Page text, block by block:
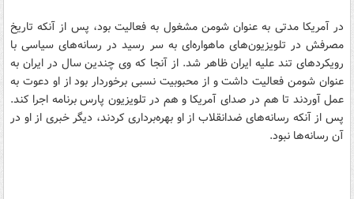
در آمریکا مدتی به عنوان شومن مشغول به فعالیت بود، پس از آنکه تاریخ
مصرفش در تلویزیون‌های ماهواره‌ای به سر رسید در رسانه‌های سیاسی با
رویکردهای تند علیه ایران ظاهر شد. از آنجا که وی چندین سال در ایران به
عنوان شومن فعالیت داشت و از محبوبیت نسبی برخوردار بود از او دعوت به
عمل آوردند تا هم در صدای آمریکا و هم در تلویزیون پارس برنامه اجرا کند.
پس از آنکه رسانه‌های ضدانقلاب از او بهره‌برداری کردند، دیگر خبری از او در
آن رسانه‌ها نبود.